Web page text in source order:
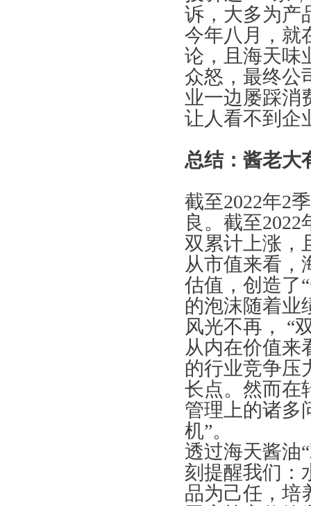
诉，大多为产
今年八月，就
论，且海天味
众怒，最终公
业一边屡踩消
让人看不到企
总结：酱老大
截至2022年2
良。截至
双累计上涨，
从市值来看，
估值，创造了
的泡沫随着业
风光不再， “
从内在价值来
的行业竞争压
长点。然而在
管理上的诸多
机”。
透过海天酱油
刻提醒我们：
品为己任，培